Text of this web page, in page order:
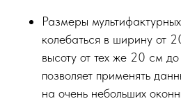
Размеры
колебаться в ширину от
высоту от тех же 20 см
позволяет применять
на очень небольших